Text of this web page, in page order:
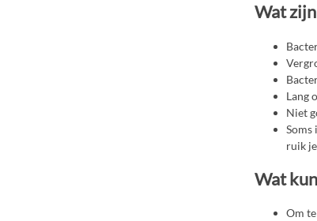
Wat
Lang
Niet
Soms
ruik
Wat
Om